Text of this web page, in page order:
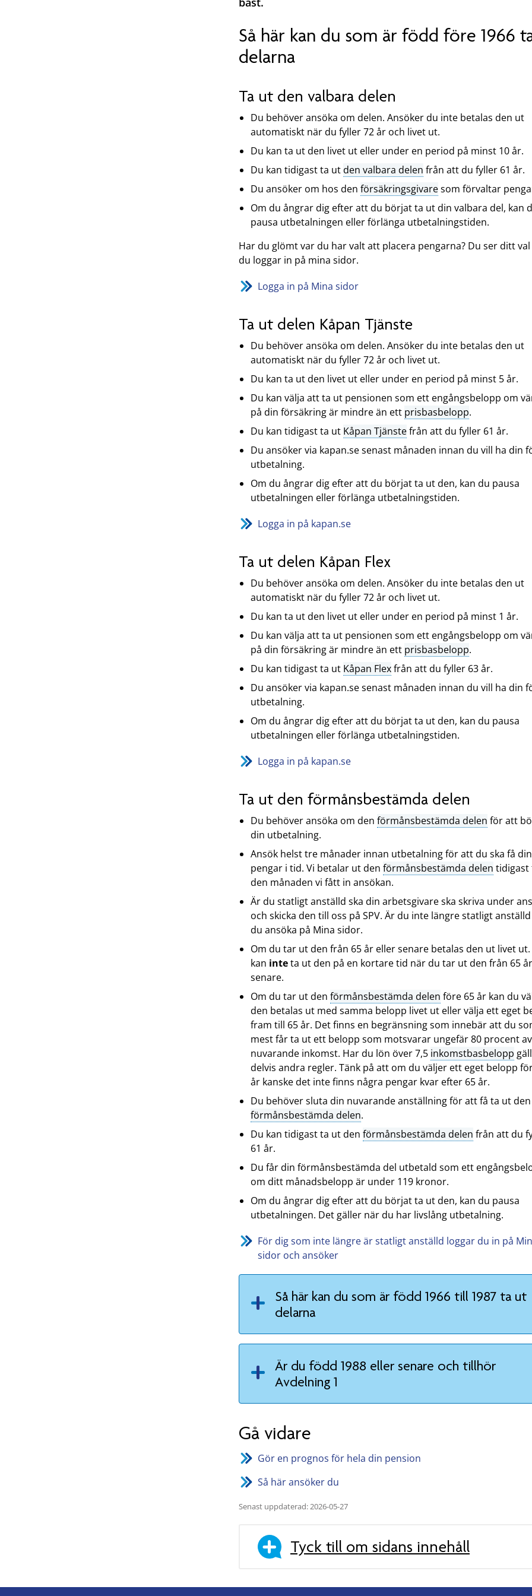
Så här kan du som är född före 1966
delarna
Ta ut den valbara delen
Du behöver ansöka om delen. Ansöker du inte betalas den ut
automatiskt när du fyller 72 år och livet ut.
Du kan ta ut den livet ut eller under en period på minst 10 år.
Du kan tidigast ta utden valbara delen från att du fyller 61 år.
Du ansöker om hos den försäkringsgivaresom förvaltar
Om du ångrar dig efter att du börjat ta ut din valbara del, kan
pausa utbetalningen eller förlänga utbetalningstiden.
Har du glömt var du har valt att placera pengarna? Du ser ditt
du loggar in på mina sidor.
Logga in på Mina sidor
Ta ut delen Kåpan Tjänste
Du behöver ansöka om delen. Ansöker du inte betalas den ut
automatiskt när du fyller 72 år och livet ut.
Du kan ta ut den livet ut eller under en period på minst 5 år.
Du kan välja att ta ut pensionen som ett engångsbelopp om
på din försäkring är mindre än ett prisbasbelopp.
Du kan tidigast ta ut Kåpan Tjänstefrån att du fyller 61 år.
Du ansöker via kapan.se senast månaden innan du vill ha din
utbetalning.
Om du ångrar dig efter att du börjat ta ut den, kan du pausa
utbetalningen eller förlänga utbetalningstiden.
Logga in på kapan.se
Ta ut delen Kåpan Flex
Du behöver ansöka om delen. Ansöker du inte betalas den ut
automatiskt när du fyller 72 år och livet ut.
Du kan ta ut den livet ut eller under en period på minst 1 år.
Du kan välja att ta ut pensionen som ett engångsbelopp om
på din försäkring är mindre än ett prisbasbelopp.
Du kan tidigast ta ut Kåpan Flexfrån att du fyller 63 år.
Du ansöker via kapan.se senast månaden innan du vill ha din
utbetalning.
Om du ångrar dig efter att du börjat ta ut den, kan du pausa
utbetalningen eller förlänga utbetalningstiden.
Logga in på kapan.se
Ta ut den förmånsbestämda delen
Du behöver ansöka om den förmånsbestämda delen för att
din utbetalning.
Ansök helst tre månader innan utbetalning för att du ska få
pengar i tid. Vi betalar ut den förmånsbestämda delen tidigast
den månaden vi fått in ansökan.
Är du statligt anställd ska din arbetsgivare ska skriva under
och skicka den till oss på SPV. Är du inte längre statligt
du ansöka på Mina sidor.
Om du tar ut den från 65 år eller senare betalas den ut livet ut.
kan inteta ut den på en kortare tid när du tar ut den från 65
senare.
Om du tar ut den förmånsbestämda delen före 65 år kan du
den betalas ut med samma belopp livet ut eller välja ett eget
fram till 65 år. Det finns en begränsning som innebär att du
mest får ta ut ett belopp som motsvarar ungefär 80 procent
nuvarande inkomst. Har du lön över 7,5 inkomstbasbelopp
delvis andra regler. Tänk på att om du väljer ett eget belopp
år kanske det inte finns några pengar kvar efter 65 år.
Du behöver sluta din nuvarande anställning för att få ta ut den
förmånsbestämda delen.
Du kan tidigast ta ut den förmånsbestämda delen från att du
61 år.
Du får din förmånsbestämda del utbetald som ett
om ditt månadsbelopp är under 119 kronor.
Om du ångrar dig efter att du börjat ta ut den, kan du pausa
utbetalningen. Det gäller när du har livslång utbetalning.
För dig som inte längre är statligt anställd loggar du in på
sidor och ansöker
Så här kan du som är född 1966 till 1987 ta ut
delarna
Är du född 1988 eller senare och tillhör
Avdelning 1
Gå vidare
Gör en prognos för hela din pension
Så här ansöker du
Senast uppdaterad: 2026-05-27
Tyck till om sidans innehåll